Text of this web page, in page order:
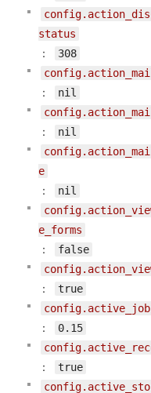
status
：
308
：
nil
：
nil
e
：
nil
e_forms
：
false
：
true
：
0.15
：
true